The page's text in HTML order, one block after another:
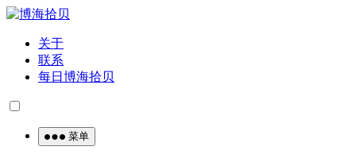
关于
联系
每日博海拾贝
菜单